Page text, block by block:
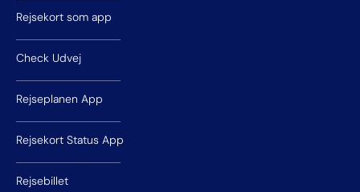
Rejsekort som app
Check Udvej
Rejseplanen App
Rejsekort Status App
Rejsebillet